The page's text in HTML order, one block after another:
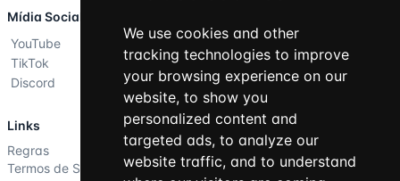
We use cookies and other
tracking technologies to improve
your browsing experience on our
website, to show you
personalized content and
targeted ads, to analyze our
website traffic, and to understand
Mídia Social
YouTube
TikTok
Discord
Links
Regras
Termos de Serviço